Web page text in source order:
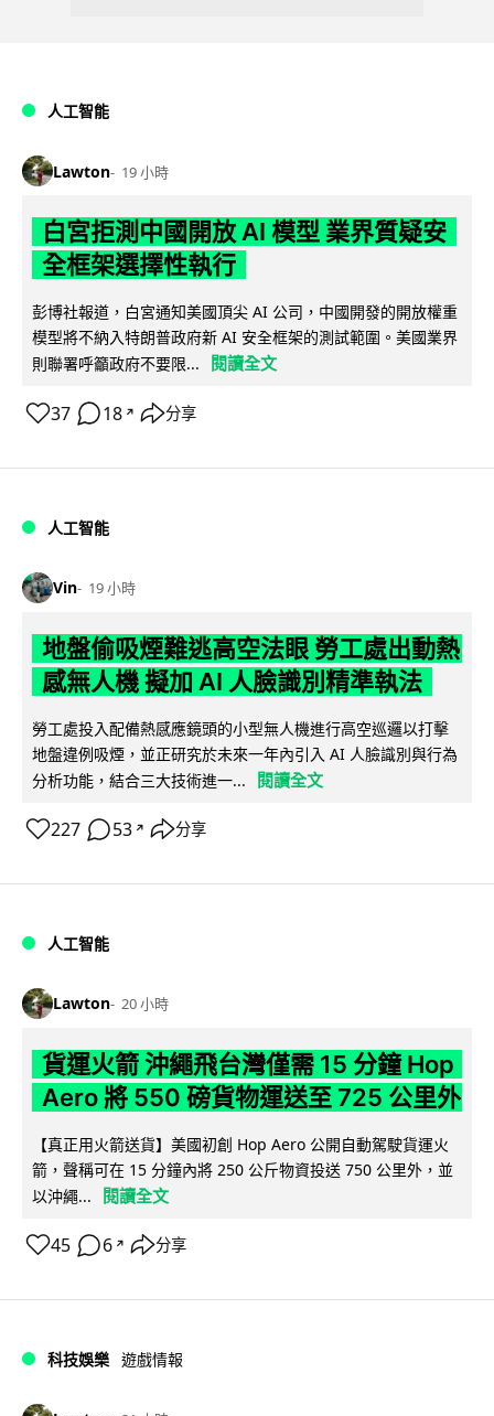
人工智能
Lawton 19 小時
白宮拒測中國開放 AI 模型 業界質疑安
全框架選擇性執行
彭博社報道，白宮通知美國頂尖 AI 公司，中國開發的開放權重
模型將不納入特朗普政府新 AI 安全框架的測試範圍。美國業界
則聯署呼籲政府不要限...
閱讀全文
37 18 ↗ 分享
人工智能
Vin 19 小時
地盤偷吸煙難逃高空法眼 勞工處出動熱
感無人機 擬加 AI 人臉識別精準執法
勞工處投入配備熱感應鏡頭的小型無人機進行高空巡邏以打擊
地盤違例吸煙，並正研究於未來一年內引入 AI 人臉識別與行為
分析功能，結合三大技術進一...
閱讀全文
227 53 ↗ 分享
人工智能
Lawton 20 小時
貨運火箭 沖繩飛台灣僅需 15 分鐘 Hop
Aero 將 550 磅貨物運送至 725 公里外
【真正用火箭送貨】美國初創 Hop Aero 公開自動駕駛貨運火
箭，聲稱可在 15 分鐘內將 250 公斤物資投送 750 公里外，並
以沖繩...
閱讀全文
45 6 ↗ 分享
科技娛樂 遊戲情報